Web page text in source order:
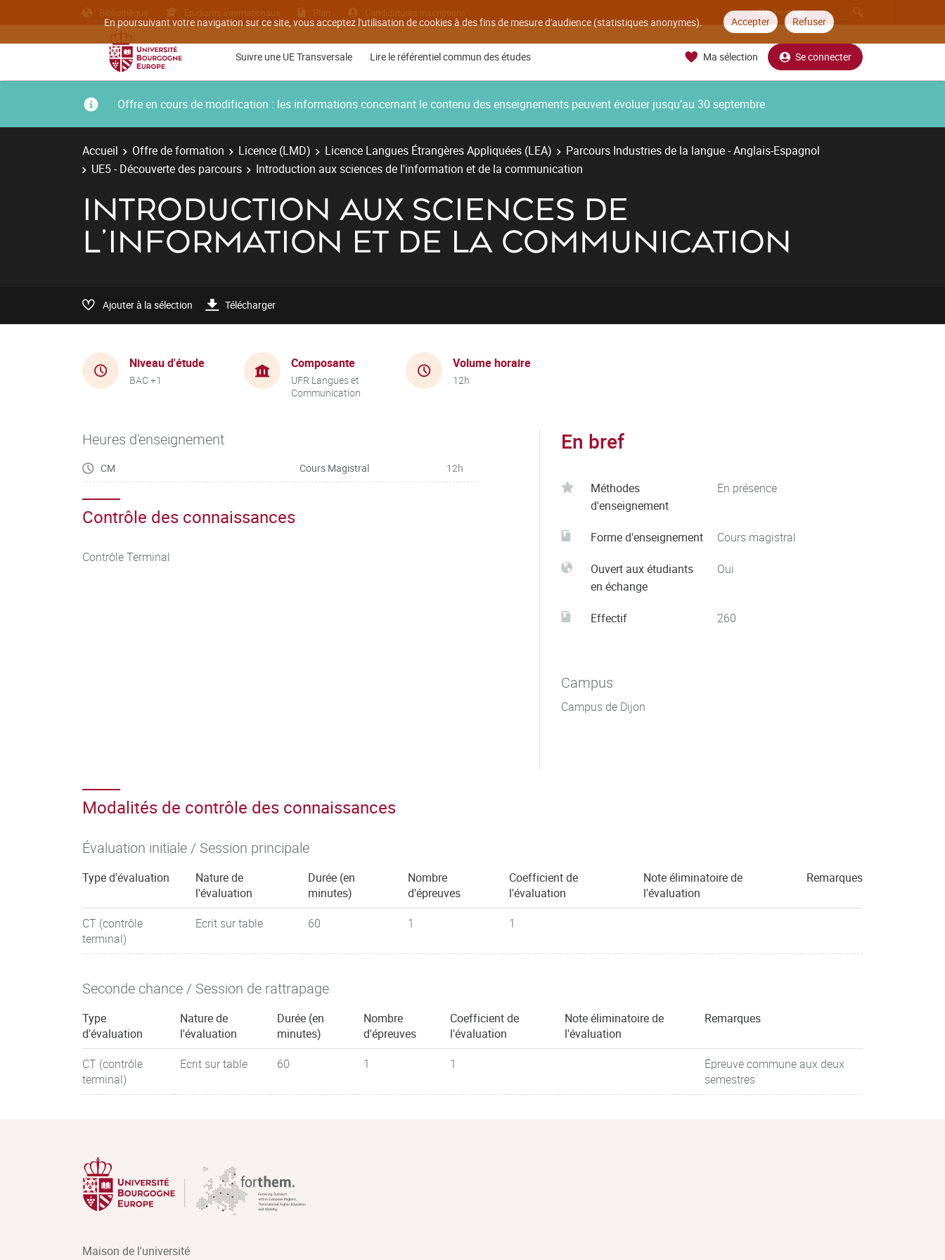
En poursuivant votre navigation sur ce site, vous acceptez l'utilisation de cookies à des fins de mesure d'audience (statistiques anonymes). Accepter Refuser
Bibliothèque Etudiants internationaux Plan Candidatures inscriptions
Suivre une UE Transversale Lire le référentiel commun des études Ma sélection Se connecter
Offre en cours de modification : les informations concernant le contenu des enseignements peuvent évoluer jusqu’au 30 septembre
Accueil Offre de formation Licence (LMD) Licence Langues Étrangères Appliquées (LEA)
Parcours Industries de la langue - Anglais-Espagnol
UE5 - Découverte des parcours
Introduction aux sciences de l'information et de la communication
INTRODUCTION AUX SCIENCES DE
L'INFORMATION ET DE LA COMMUNICATION
Ajouter à la sélection Télécharger
Niveau d'étude
BAC +1
Composante
UFR Langues et
Communication
Volume horaire
12h
Heures d'enseignement
CM Cours Magistral 12h
Contrôle des connaissances
Contrôle Terminal
En bref
Méthodes
d'enseignement
En présence
Forme d'enseignement Cours magistral
Ouvert aux étudiants
en échange
Oui
Effectif 260
Campus
Campus de Dijon
Modalités de contrôle des connaissances
Évaluation initiale / Session principale
Type d'évaluation
Nature de
l'évaluation
Durée (en
minutes)
Nombre
d'épreuves
Coefficient de
l'évaluation
Note éliminatoire de
l'évaluation
Remarques
CT (contrôle
terminal)
Ecrit sur table 60 1 1
Seconde chance / Session de rattrapage
Type
d'évaluation
Nature de
l'évaluation
Durée (en
minutes)
Nombre
d'épreuves
Coefficient de
l'évaluation
Note éliminatoire de
l'évaluation
Remarques
CT (contrôle
terminal)
Ecrit sur table 60 1 1
Épreuve commune aux deux
semestres
Maison de l'université